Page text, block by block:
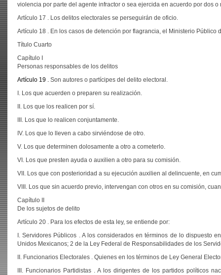
violencia por parte del agente infractor o sea ejercida en acuerdo por dos o
Artículo 17 . Los delitos electorales se perseguirán de oficio.
Artículo 18 . En los casos de detención por flagrancia, el Ministerio
Título Cuarto
Capítulo I
Personas responsables de los delitos
Artículo 19 . Son autores o partícipes del delito electoral.
I. Los que acuerden o preparen su realización.
II. Los que los realicen por sí.
III. Los que lo realicen conjuntamente.
IV. Los que lo lleven a cabo sirviéndose de otro.
V. Los que determinen dolosamente a otro a cometerlo.
VI. Los que presten ayuda o auxilien a otro para su comisión.
VII. Los que con posterioridad a su ejecución auxilien al delincuente, en
VIII. Los que sin acuerdo previo, intervengan con otros en su comisión,
Capítulo II
De los sujetos de delito
Artículo 20 . Para los efectos de esta ley, se entiende por:
I. Servidores Públicos . A los considerados en términos de lo dispuesto
Unidos Mexicanos; 2 de la Ley Federal de Responsabilidades de los
II. Funcionarios Electorales . Quienes en los términos de Ley General
III. Funcionarios Partidistas . A los dirigentes de los partidos políticos